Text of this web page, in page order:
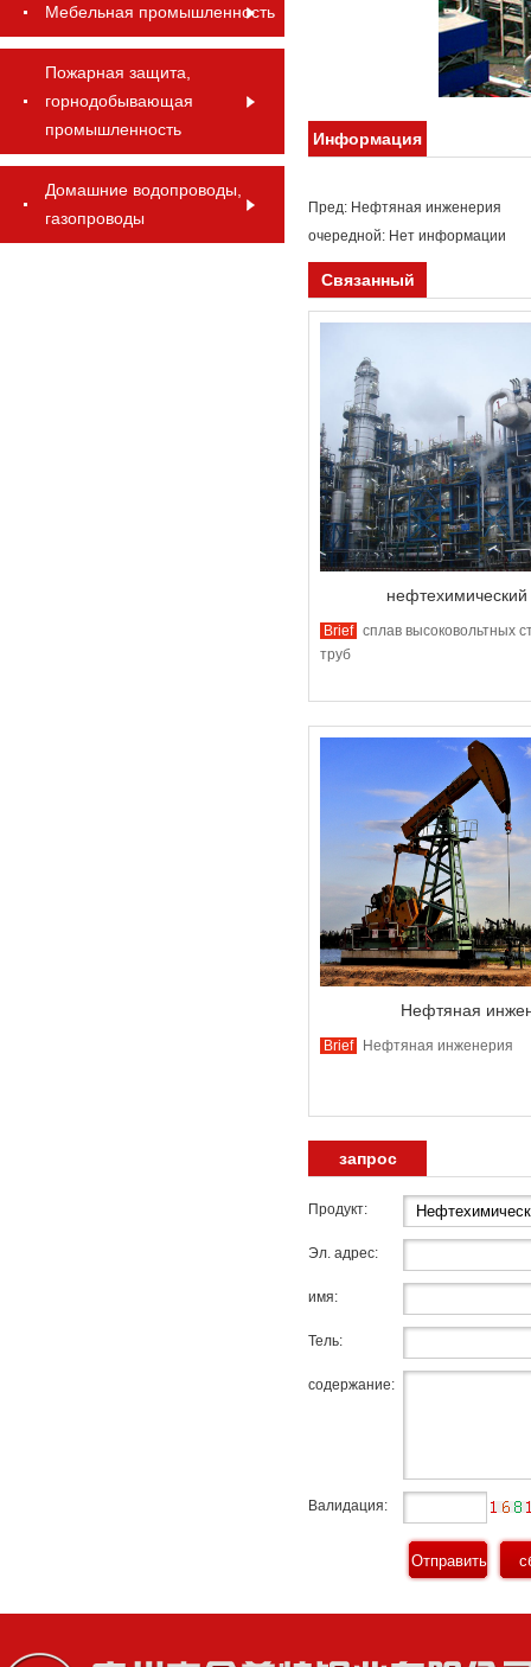
Мебельная промышленность
Пожарная защита,
горнодобывающая
промышленность
Домашние водопроводы,
газопроводы
Информация
Пред: Нефтяная инженерия
очередной: Нет информации
Связанный
нефтехимический
Brief сплав высоковольтных
труб
Нефтяная
Brief Нефтяная инженерия
запрос
Продукт:
Эл. адрес:
имя:
Тель:
содержание:
Валидация: